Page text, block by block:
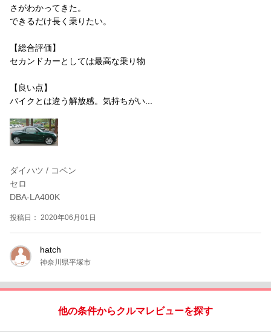
さがわかってきた。
できるだけ長く乗りたい。
【総合評価】
セカンドカーとしては最高な乗り物
【良い点】
バイクとは違う解放感。気持ちがい...
ダイハツ / コペン
セロ
DBA-LA400K
投稿日： 2020年06月01日
hatch
神奈川県平塚市
他の条件からクルマレビューを探す